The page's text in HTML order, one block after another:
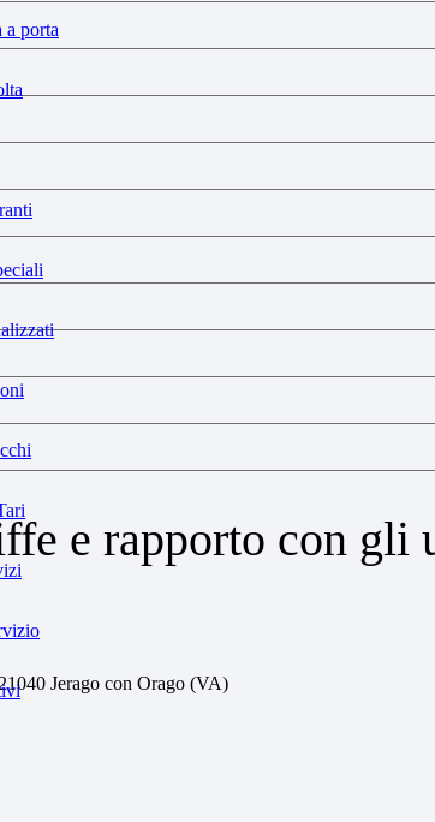
a porta
e rapporto con gli
Jerago con Orago (VA)